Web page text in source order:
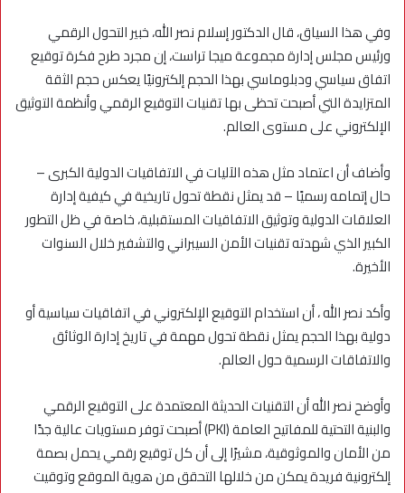
وفي هذا السياق، قال الدكتور إسلام نصر الله، خبير التحول الرقمي
ورئيس مجلس إدارة مجموعة ميجا تراست، إن مجرد طرح فكرة توقيع
اتفاق سياسي ودبلوماسي بهذا الحجم إلكترونيًا يعكس حجم الثقة
المتزايدة التي أصبحت تحظى بها تقنيات التوقيع الرقمي وأنظمة التوثيق
الإلكتروني على مستوى العالم.
وأضاف أن اعتماد مثل هذه الآليات في الاتفاقيات الدولية الكبرى –
حال إتمامه رسميًا – قد يمثل نقطة تحول تاريخية في كيفية إدارة
العلاقات الدولية وتوثيق الاتفاقيات المستقبلية، خاصة في ظل التطور
الكبير الذي شهدته تقنيات الأمن السيبراني والتشفير خلال السنوات
الأخيرة.
وأكد نصر الله ، أن استخدام التوقيع الإلكتروني في اتفاقيات سياسية أو
دولية بهذا الحجم يمثل نقطة تحول مهمة في تاريخ إدارة الوثائق
والاتفاقات الرسمية حول العالم.
وأوضح نصر الله أن التقنيات الحديثة المعتمدة على التوقيع الرقمي
والبنية التحتية للمفاتيح العامة (PKI) أصبحت توفر مستويات عالية جدًا
من الأمان والموثوقية، مشيرًا إلى أن كل توقيع رقمي يحمل بصمة
إلكترونية فريدة يمكن من خلالها التحقق من هوية الموقع وتوقيت